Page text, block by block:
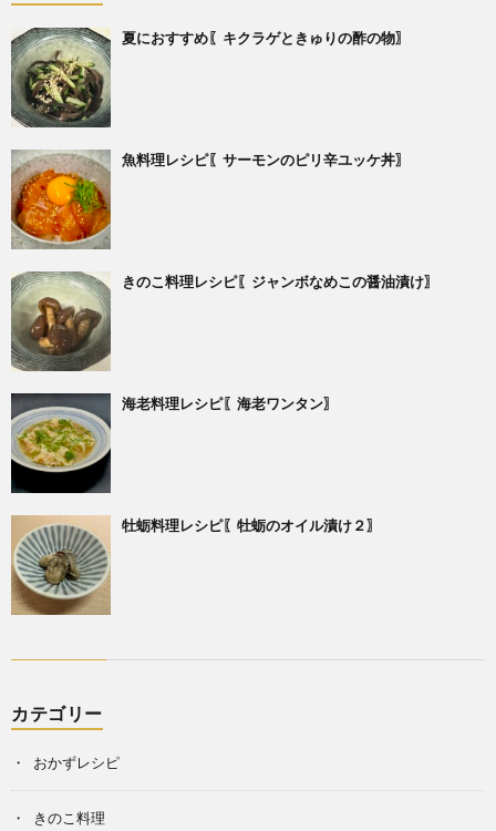
夏におすすめ〖キクラゲときゅりの酢の物〗
魚料理レシピ〖サーモンのピリ辛ユッケ丼〗
きのこ料理レシピ〖ジャンボなめこの醤油漬け〗
海老料理レシピ〖海老ワンタン〗
牡蛎料理レシピ〖牡蛎のオイル漬け２〗
カテゴリー
おかずレシピ
きのこ料理